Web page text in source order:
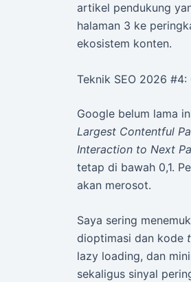
artikel pendukung
halaman 3 ke
ekosistem konten.
Teknik SEO 2026
Google belum lama
Largest Contentful
Interaction to Next
tetap di bawah 0,1.
akan merosot.
Saya sering
dioptimasi dan kode
lazy loading, dan
sekaligus sinyal